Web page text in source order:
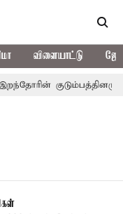
விளையாட்டு